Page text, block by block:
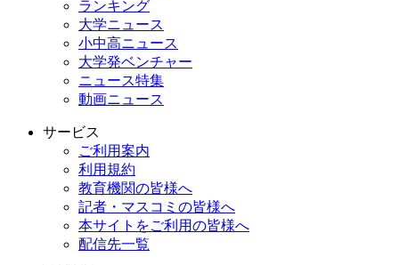
ランキング
大学ニュース
小中高ニュース
大学発ベンチャー
ニュース特集
動画ニュース
サービス
ご利用案内
利用規約
教育機関の皆様へ
記者・マスコミの皆様へ
本サイトをご利用の皆様へ
配信先一覧